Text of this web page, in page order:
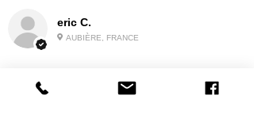
eric C.
AUBIÈRE, FRANCE